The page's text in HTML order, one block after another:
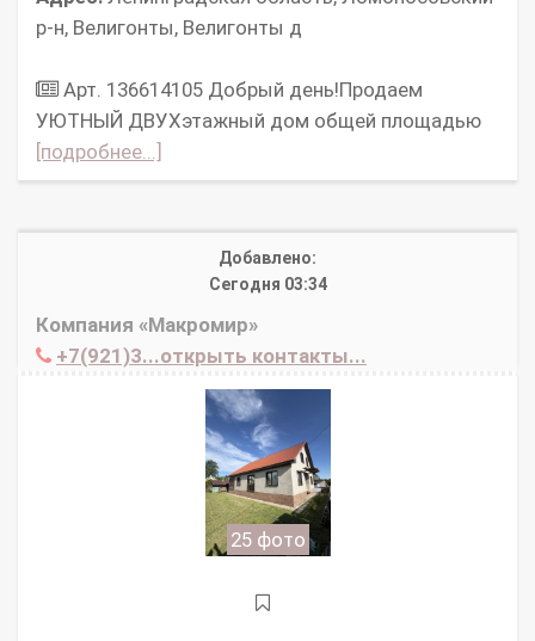
р-н, Велигонты, Велигонты д
Арт. 136614105 Добрый день!Продаем
УЮТНЫЙ ДВУХэтажный дом общей площадью
[подробнее...]
Добавлено:
Сегодня 03:34
Компания «Макромир»
+7(921)3...открыть контакты...
25 фото